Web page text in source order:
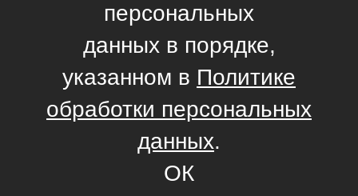
персональных
данных в порядке,
указанном в Политике
обработки персональных
данных.
ОК